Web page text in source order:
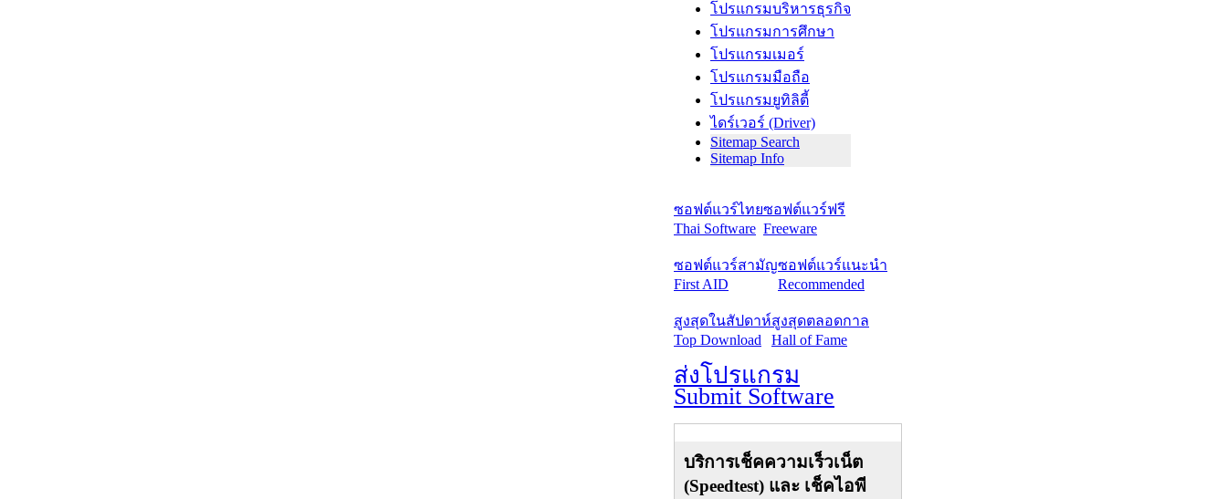
โปรแกรมบริหารธุรกิจ
โปรแกรมการศึกษา
โปรแกรมเมอร์
โปรแกรมมือถือ
โปรแกรมยูทิลิตี้
ไดร์เวอร์ (Driver)
Sitemap Search
Sitemap Info
ซอฟต์แวร์ไทย
Thai Software
ซอฟต์แวร์ฟรี
Freeware
ซอฟต์แวร์สามัญ
First AID
ซอฟต์แวร์แนะนำ
Recommended
สูงสุดในสัปดาห์
Top Download
สูงสุดตลอดกาล
Hall of Fame
ส่งโปรแกรม
Submit Software
บริการเช็คความเร็วเน็ต
(Speedtest) และ เช็คไอพี